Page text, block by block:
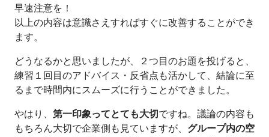
早速注意を！
以上の内容は意識さえすればすぐに改善することができ
ます。
どうなるかと思いましたが、２つ目のお題を投げると、
練習１回目のアドバイス・反省点も活かして、結論に至
るまで時間内にスムーズに行うことができました。
やはり、 第一印象ってとても大切 ですね。議論の内容も
もちろん大切で企業側も見ていますが、 グループ内の空